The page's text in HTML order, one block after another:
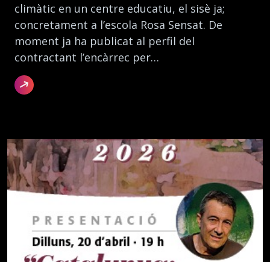
climàtic en un centre educatiu, el sisè ja;
concretament a l’escola Rosa Sensat. De
moment ja ha publicat al perfil del
contractant l’encàrrec per…